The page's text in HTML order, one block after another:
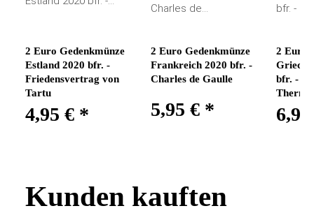
2 Euro Gedenkmünze
Estland 2020 bfr. -
Friedensvertrag von
Tartu
4,95 € *
2 Euro Gedenkmünze
Frankreich 2020 bfr. -
Charles de Gaulle
5,95 € *
2 Euro
bfr. -
Kunden kauften